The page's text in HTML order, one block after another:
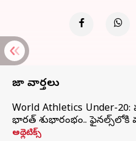
తాజా వార్తలు
World Athletics Under-
భారత్‌ శుభారంభం.. ఫైనల్స్‌లోకి
అథ్లెటిక్స్